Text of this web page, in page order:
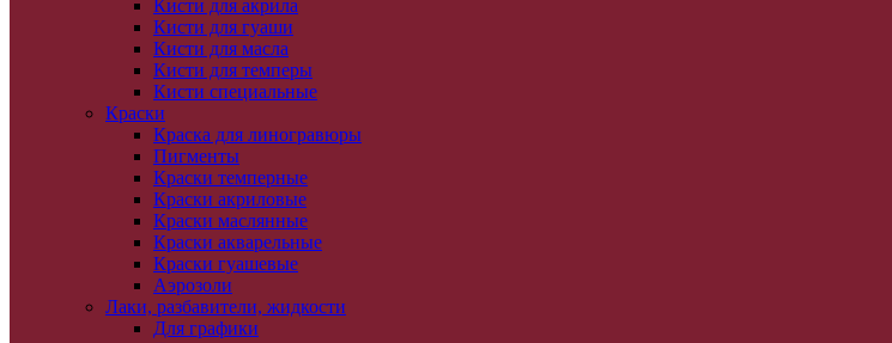
Кисти для акрила
Кисти для гуаши
Кисти для масла
Кисти для темперы
Кисти специальные
Краски
Краска для линогравюры
Пигменты
Краски темперные
Краски акриловые
Краски маслянные
Краски акварельные
Краски гуашевые
Аэрозоли
Лаки, разбавители, жидкости
Для графики